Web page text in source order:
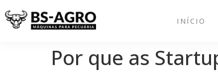
INÍCIO
Por que as